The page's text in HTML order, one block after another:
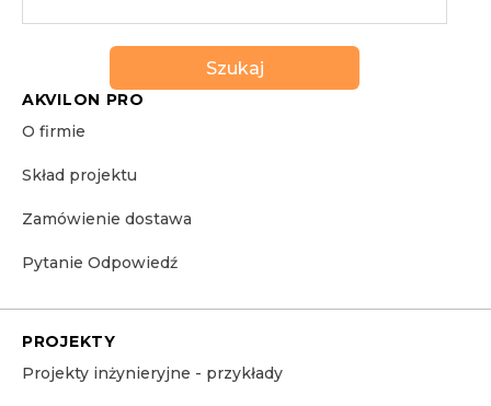
Szukaj
AKVILON PRO
O firmie
Skład projektu
Zamówienie dostawa
Pytanie Odpowiedź
PROJEKTY
Projekty inżynieryjne - przykłady